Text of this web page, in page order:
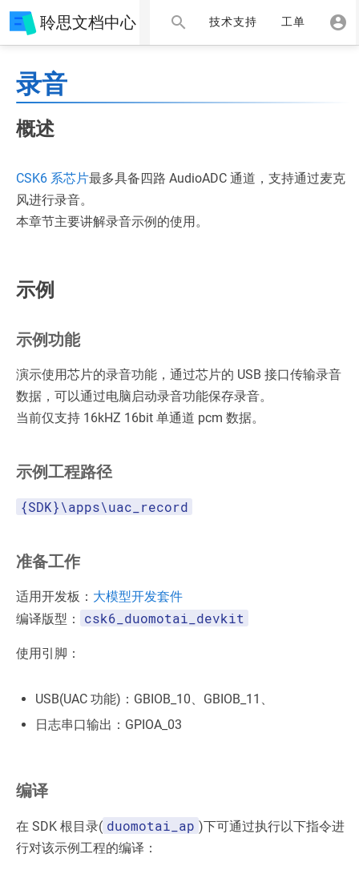
聆思文档中心 技术支持 工单
录音
概述
CSK6 系芯片最多具备四路 AudioADC 通道，支持通过麦克
风进行录音。
本章节主要讲解录音示例的使用。
示例
示例功能
演示使用芯片的录音功能，通过芯片的 USB 接口传输录音
数据，可以通过电脑启动录音功能保存录音。
当前仅支持 16kHZ 16bit 单通道 pcm 数据。
示例工程路径
{SDK}\apps\uac_record
准备工作
适用开发板： 大模型开发套件
编译版型：
csk6_duomotai_devkit
使用引脚：
USB(UAC 功能)：GBIOB_10、GBIOB_11、
日志串口输出：GPIOA_03
编译
在 SDK 根目录( duomotai_ap )下可通过执行以下指令进
行对该示例工程的编译：